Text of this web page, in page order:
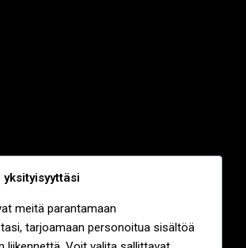
meitä parantamaan
tarjoamaan personoitua sisältöä